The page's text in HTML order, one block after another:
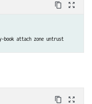
content_copy zoom_out_map
book attach zone untrust
content_copy zoom_out_map